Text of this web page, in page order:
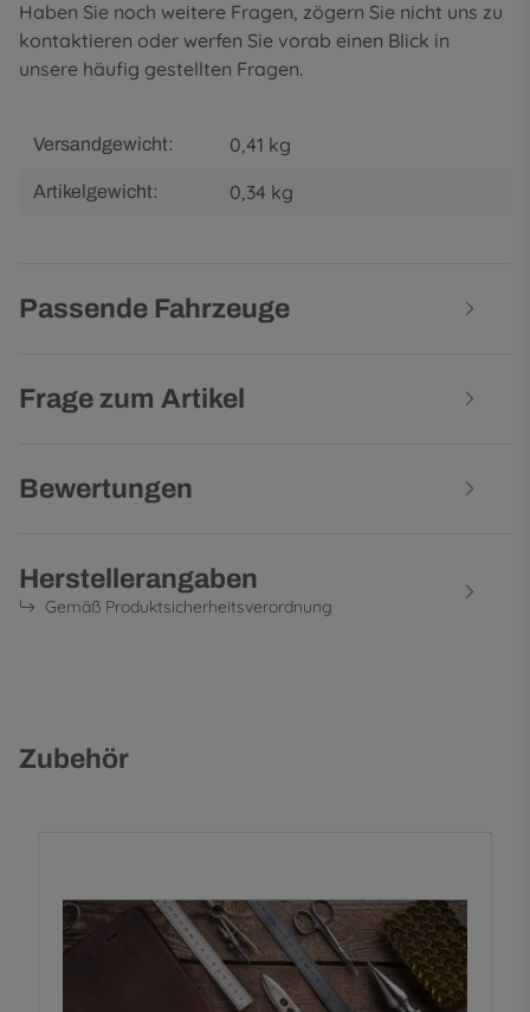
Haben Sie noch weitere Fragen, zögern Sie nicht uns zu
kontaktieren oder werfen Sie vorab einen Blick in
unsere häufig gestellten Fragen.
Versandgewicht: 0,41 kg
Artikelgewicht: 0,34 kg
Passende Fahrzeuge
Frage zum Artikel
Bewertungen
Herstellerangaben
Gemäß Produktsicherheitsverordnung
Zubehör